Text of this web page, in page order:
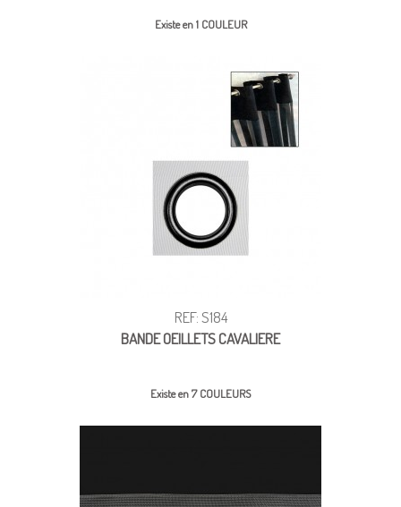
Existe en 1 COULEUR
REF: S184
BANDE OEILLETS CAVALIERE
Existe en 7 COULEURS